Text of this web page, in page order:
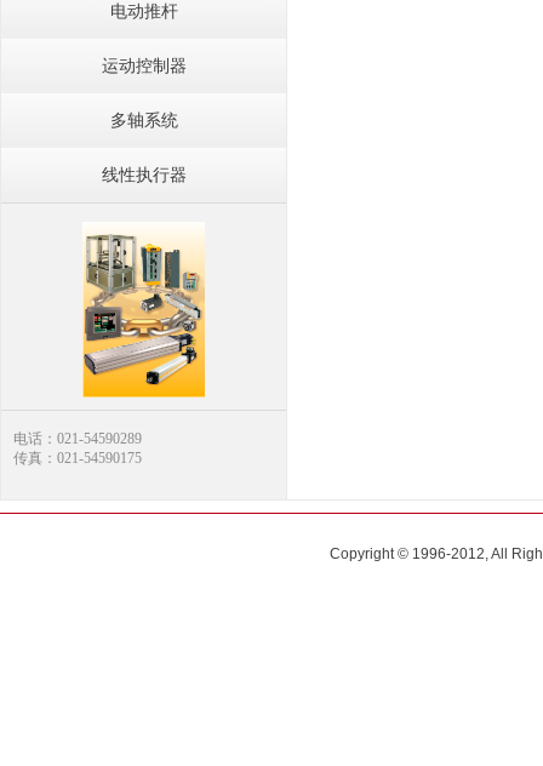
电动推杆
运动控制器
多轴系统
线性执行器
电话：021-54590289
传真：021-54590175
Copyright © 1996-2012, All